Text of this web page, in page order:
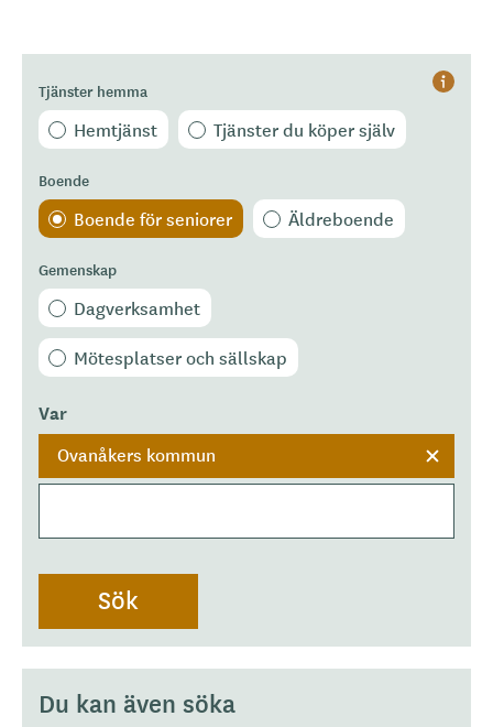
Hjälp
Tjänster hemma
Hemtjänst Tjänster du köper själv
Boende
Boende för seniorer Äldreboende
Gemenskap
Dagverksamhet
Mötesplatser och sällskap
Var
Ovanåkers kommun
Du kan även söka